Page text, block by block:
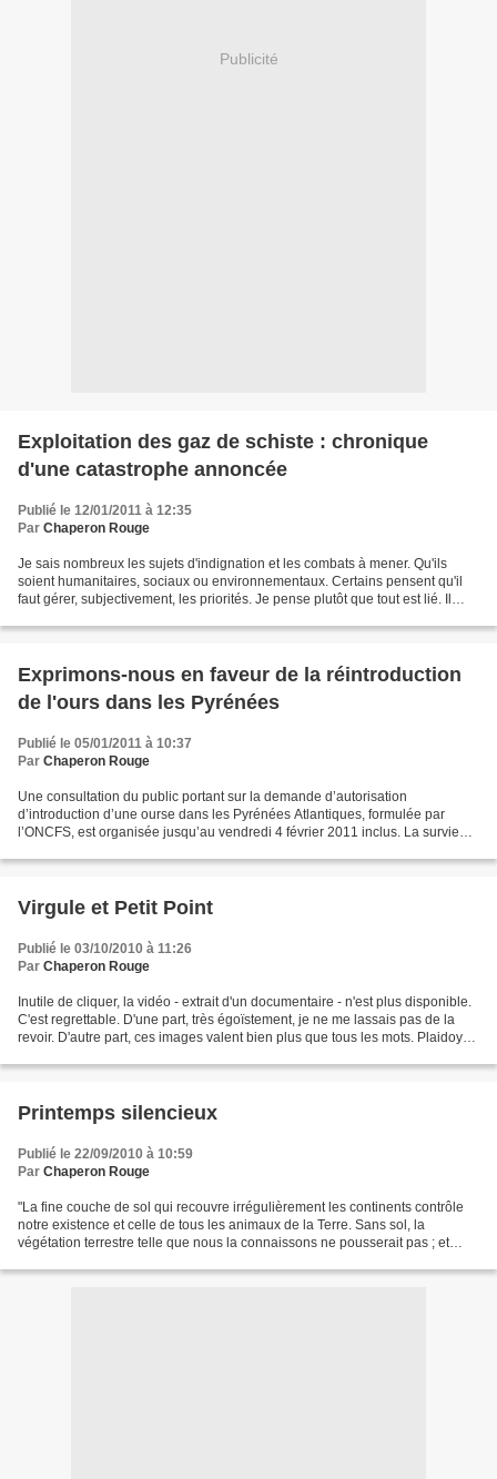
Publicité
Exploitation des gaz de schiste : chronique
d'une catastrophe annoncée
Publié le 12/01/2011 à 12:35
Par Chaperon Rouge
Je sais nombreux les sujets d'indignation et les combats à mener. Qu'ils
soient humanitaires, sociaux ou environnementaux. Certains pensent qu'il
faut gérer, subjectivement, les priorités. Je pense plutôt que tout est lié. Il
Exprimons-nous en faveur de la réintroduction
de l'ours dans les Pyrénées
Publié le 05/01/2011 à 10:37
Par Chaperon Rouge
Une consultation du public portant sur la demande d’autorisation
d’introduction d’une ourse dans les Pyrénées Atlantiques, formulée par
l’ONCFS, est organisée jusqu’au vendredi 4 février 2011 inclus. La survie
Virgule et Petit Point
Publié le 03/10/2010 à 11:26
Par Chaperon Rouge
Inutile de cliquer, la vidéo - extrait d'un documentaire - n'est plus disponible.
C'est regrettable. D'une part, très égoïstement, je ne me lassais pas de la
revoir. D'autre part, ces images valent bien plus que tous les mots. Plaidoyer
Printemps silencieux
Publié le 22/09/2010 à 10:59
Par Chaperon Rouge
"La fine couche de sol qui recouvre irrégulièrement les continents contrôle
notre existence et celle de tous les animaux de la Terre. Sans sol, la
végétation terrestre telle que nous la connaissons ne pousserait pas ; et